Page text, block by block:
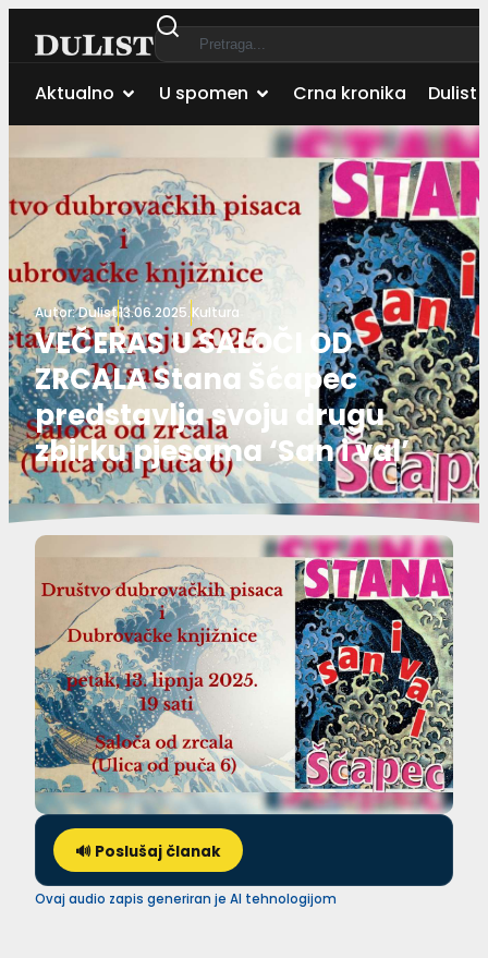
Aktualno U spomen Crna kronika Dulist
Autor:Dulist13.06.2025.Kultura
VEČERAS U SALOČI OD
ZRCALA Stana Šćapec
predstavlja svoju drugu
zbirku pjesama ‘San i val’
🔊 Poslušaj članak
Ovaj audio zapis generiran je AI tehnologijom